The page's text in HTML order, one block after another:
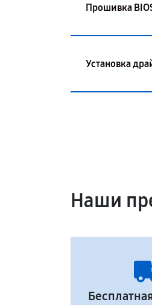
Прошивка
Установка
Наши